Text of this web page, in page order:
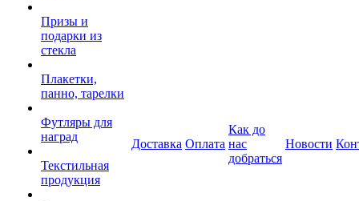
Призы и
подарки из
стекла
Плакетки,
панно, тарелки
Футляры для
наград
Текстильная
продукция
Доставка Оплата
Как до
нас
добраться
Новости